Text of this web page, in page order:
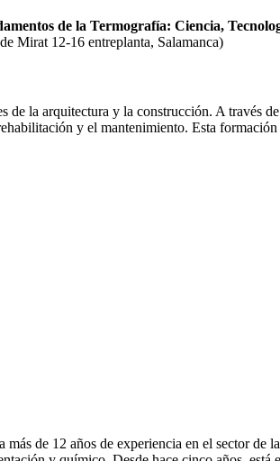
de la Termografía: Ciencia,
Mirat 12-16 entreplanta, Salamanca)
la arquitectura y la construcción. A través
y el mantenimiento. Esta
de 12 años de experiencia en el sector de